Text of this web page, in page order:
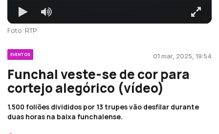
Foto: RTP
EVENTOS 01 mar, 2025, 19:54
Funchal veste-se de cor para
cortejo alegórico (vídeo)
1.500 foliões divididos por 13 trupes vão desfilar durante
duas horas na baixa funchalense.